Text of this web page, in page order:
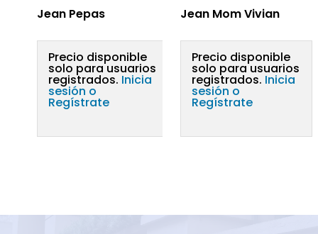
Jean Pepas
Precio disponible
solo para usuarios
registrados. Inicia
sesión o
Regístrate
Jean Mom Vivian
Precio disponible
solo para usuarios
registrados. Inicia
sesión o
Regístrate